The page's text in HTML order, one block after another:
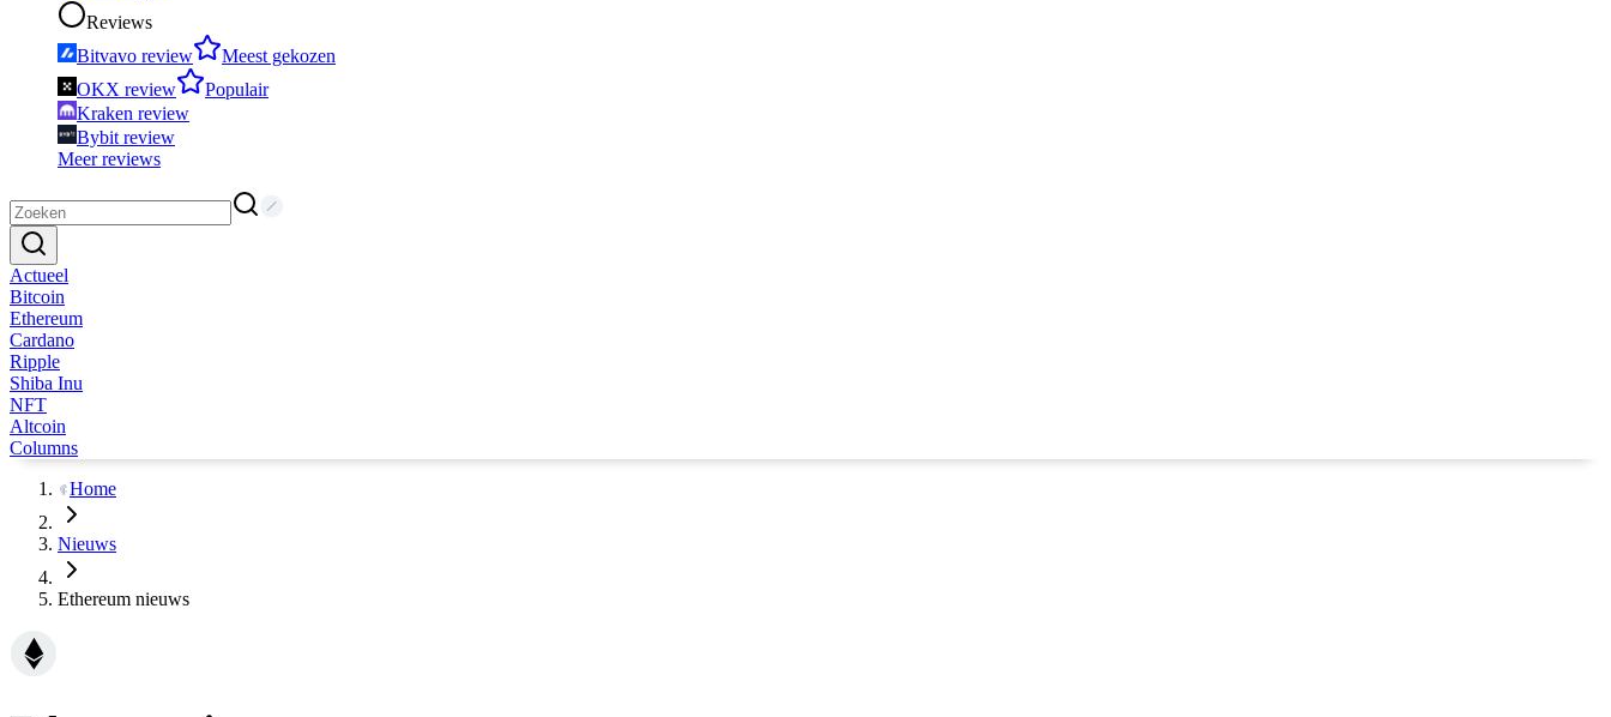
Reviews
Bitvavo review
Meest gekozen
OKX review
Populair
Kraken review
Bybit review
Meer reviews
Actueel
Bitcoin
Ethereum
Cardano
Ripple
Shiba Inu
NFT
Altcoin
Columns
Home
Nieuws
Ethereum nieuws